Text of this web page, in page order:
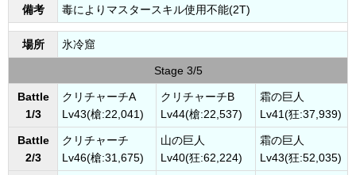
備考 毒によりマスタースキル使用不能(2T)
場所 氷冷窟
Stage 3/5
Battle
1/3
クリチャーチA
Lv43(槍:22,041)
クリチャーチB
Lv44(槍:22,537)
霜の巨人
Lv41(狂:37,939)
Battle
2/3
クリチャーチ
Lv46(槍:31,675)
山の巨人
Lv40(狂:62,224)
霜の巨人
Lv43(狂:52,035)